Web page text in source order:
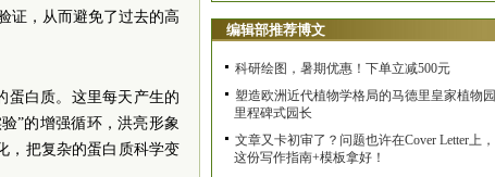
证，从而避免了过去的高
蛋白质。这里每天产生的
”的增强循环，洪亮形象
，把复杂的蛋白质科学变
编辑部推荐博文
科研绘图，暑期优惠！下单立减500元
塑造欧洲近代植物学格局的马德里皇家植物园
里程碑式园长
文章又卡初审了？问题也许在Cover Letter上，
这份写作指南+模板拿好！